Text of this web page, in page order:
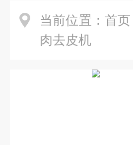
当前位置： 首页
肉去皮机